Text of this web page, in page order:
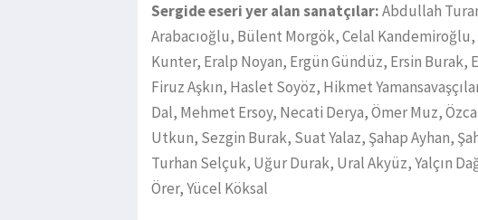
Sergide eseri yer alan sanatçılar:Abdullah
Arabacıoğlu, Bülent Morgök, Celal
Kunter, Eralp Noyan, Ergün Gündüz, Ersin Burak,
Firuz Aşkın, Haslet Soyöz, Hikmet
Dal, Mehmet Ersoy, Necati Derya, Ömer Muz,
Utkun, Sezgin Burak, Suat Yalaz, Şahap Ayhan,
Turhan Selçuk, Uğur Durak, Ural Akyüz, Yalçın
Örer, Yücel Köksal